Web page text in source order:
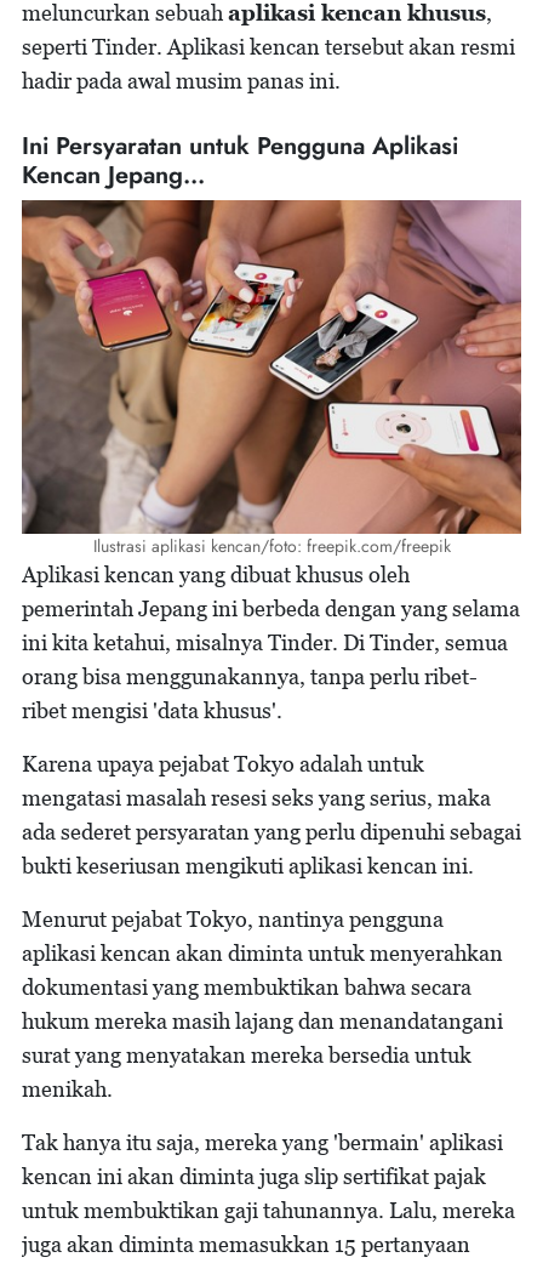
meluncurkan sebuahaplikasi kencan khusus,
seperti Tinder. Aplikasi kencan tersebut akan resmi
hadir pada awal musim panas ini.
Ini Persyaratan untuk Pengguna Aplikasi
Kencan Jepang...
Ilustrasi aplikasi kencan/foto: freepik.com/freepik
Aplikasi kencan yang dibuat khusus oleh
pemerintah Jepang ini berbeda dengan yang selama
ini kita ketahui, misalnya Tinder. Di Tinder, semua
orang bisa menggunakannya, tanpa perlu ribet-
ribet mengisi 'data khusus'.
Karena upaya pejabat Tokyo adalah untuk
mengatasi masalah resesi seks yang serius, maka
ada sederet persyaratan yang perlu dipenuhi sebagai
bukti keseriusan mengikuti aplikasi kencan ini.
Menurut pejabat Tokyo, nantinya pengguna
aplikasi kencan akan diminta untuk menyerahkan
dokumentasi yang membuktikan bahwa secara
hukum mereka masih lajang dan menandatangani
surat yang menyatakan mereka bersedia untuk
menikah.
Tak hanya itu saja, mereka yang 'bermain' aplikasi
kencan ini akan diminta juga slip sertifikat pajak
untuk membuktikan gaji tahunannya. Lalu, mereka
juga akan diminta memasukkan 15 pertanyaan